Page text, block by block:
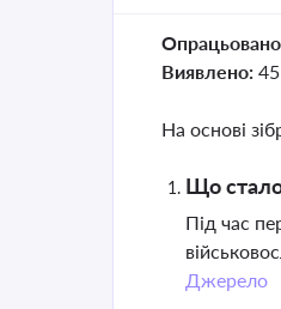
Виявлено:
На основі
Що
Під час
Джерело